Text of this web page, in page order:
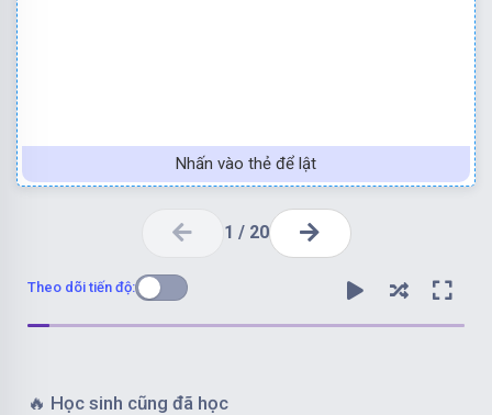
Nhấn vào thẻ để lật
Theo dõi tiến độ:
1 / 20
🔥 Học sinh cũng đã học